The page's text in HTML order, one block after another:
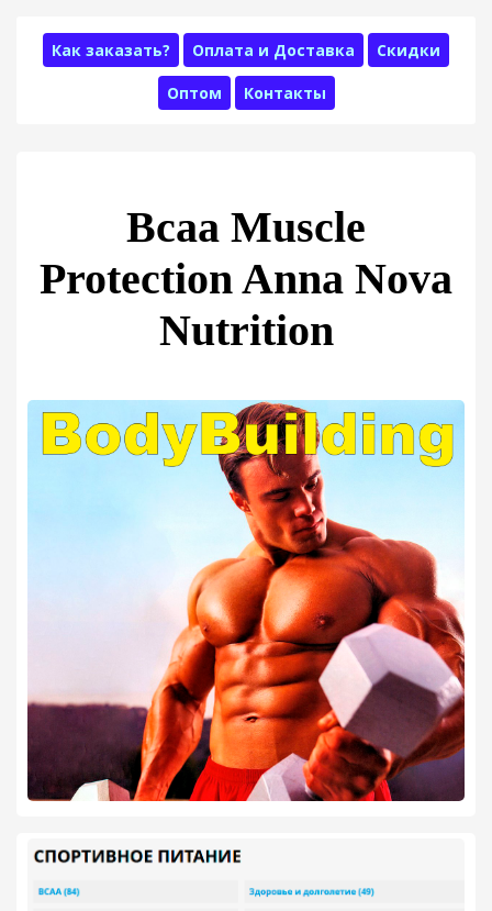
Как заказать? Оплата и Доставка Скидки
Оптом Контакты
Bcaa Muscle
Protection Anna Nova
Nutrition